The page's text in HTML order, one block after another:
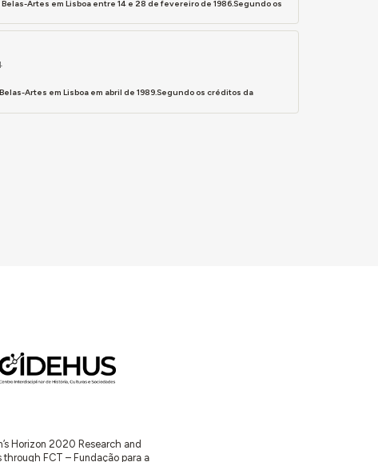
Artes em Lisboa entre 14 e 28 de fevereiro de 1986.Segundo os
Artes em Lisboa em abril de 1989.Segundo os créditos da
Horizon 2020 Research and
FCT – Fundação para a